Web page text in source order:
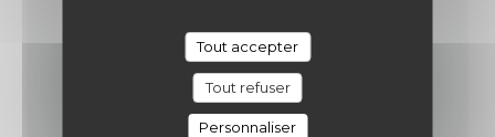
Tout accepter
Tout refuser
Personnaliser
INFOS PRATIQUES
CUISINE